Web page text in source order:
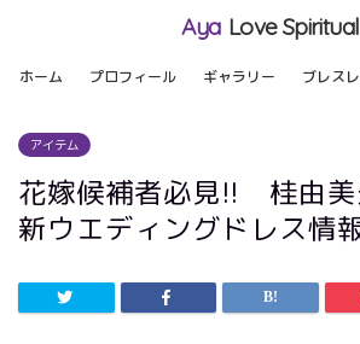
Aya Love Spiritual
ホーム プロフィール ギャラリー ブレス
アイテム
花嫁候補者必見!! 桂由美
新ウエディングドレス情